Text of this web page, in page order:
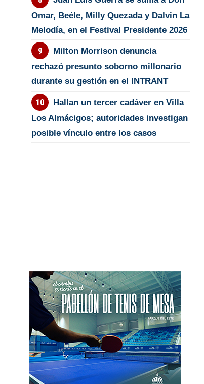
Omar, Beéle, Milly Quezada y Dalvin La
Melodía, en el Festival Presidente 2026
Milton Morrison denuncia
rechazó presunto soborno millonario
durante su gestión en el INTRANT
Hallan un tercer cadáver en Villa
Los Almácigos; autoridades investigan
posible vínculo entre los casos